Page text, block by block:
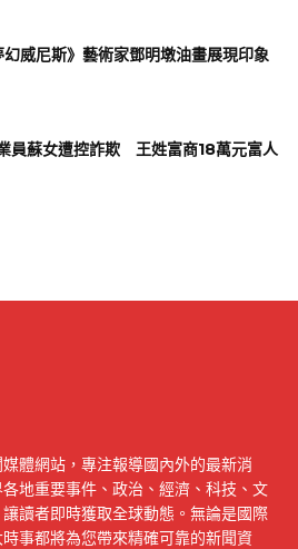
威尼斯》藝術家鄧明墩油畫展現印象
員蘇女遭控詐欺 王姓富商18萬元富人
體網站，專注報導國內外的最新消
地重要事件、政治、經濟、科技、文
讀者即時獲取全球動態。無論是國際
事都將為您帶來精確可靠的新聞資